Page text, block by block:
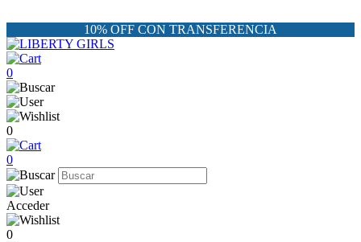
10% OFF CON TRANSFERENCIA
0
0
0
Acceder
0